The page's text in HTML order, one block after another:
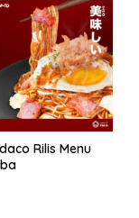
Rilis Menu